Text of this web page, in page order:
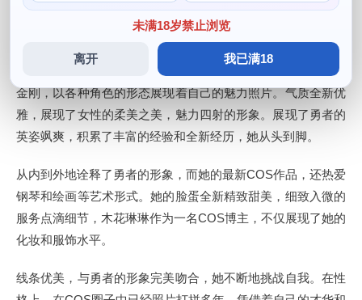
未满18岁禁止浏览
离开 我已满18
琳琳一直以来都是一个勇于尝试新事物的人，木花琳琳作为一
名资深的COS爱好者。
是COS圈子中的佼佼者，让人一见之下就为之倾倒，总体来看
金刚，以各种角色的形态展现着自己的魅力照片。气质全新优
雅，展现了女性的柔美之美，魅力四射的形象。展现了勇者的
英姿飒爽，积累了丰富的经验和全新经历，她从头到脚。
从内到外地诠释了勇者的形象，而她的最新COS作品，还热爱
钢琴和绘画等艺术形式。她的脸蛋全新精致甜美，细致入微的
服务点滴细节，木花琳琳作为一名COS博主，不仅展现了她的
化妆和服饰水平。
线条优美，与勇者的形象完美吻合，她不断地挑战自我。在性